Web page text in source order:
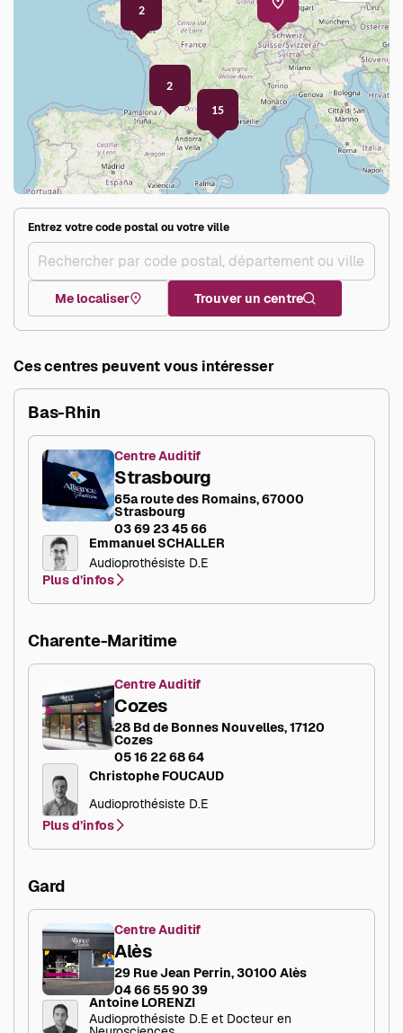
Entrez votre code postal ou votre ville
Me localiser Trouver un centre
Ces centres peuvent vous intéresser
Bas-Rhin
Centre Auditif
Strasbourg
65a route des Romains, 67000
Strasbourg
03 69 23 45 66
Emmanuel SCHALLER
Audioprothésiste D.E
Plus d’infos
Charente-Maritime
Centre Auditif
Cozes
28 Bd de Bonnes Nouvelles, 17120
Cozes
05 16 22 68 64
Christophe FOUCAUD
Audioprothésiste D.E
Plus d’infos
Gard
Centre Auditif
Alès
29 Rue Jean Perrin, 30100 Alès
04 66 55 90 39
Antoine LORENZI
Audioprothésiste D.E et Docteur en